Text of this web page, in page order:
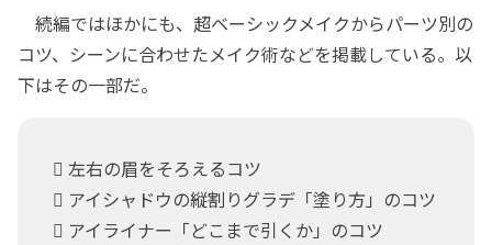
続編ではほかにも、超ベーシックメイクからパーツ別の
コツ、シーンに合わせたメイク術などを掲載している。以
下はその一部だ。
 左右の眉をそろえるコツ
 アイシャドウの縦割りグラデ「塗り方」のコツ
 アイライナー「どこまで引くか」のコツ